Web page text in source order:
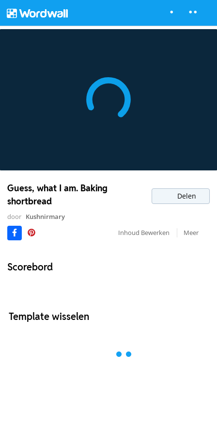
Guess, what I am. Baking
shortbread
Delen
door Kushnirmary
Inhoud Bewerken
Meer
Scorebord
Template wisselen